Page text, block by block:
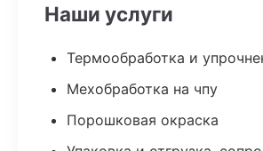
Наши услуги
Термообработка и
Мехобработка на чпу
Порошковая окраска